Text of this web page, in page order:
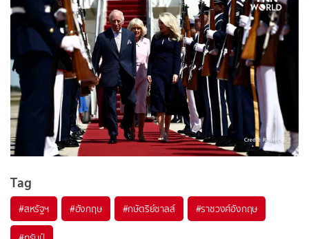
Tag
#สหรัฐฯ #อังกฤษ #กษัตริย์ชาลส์ #ราชวงศ์อังกฤษ